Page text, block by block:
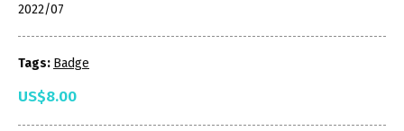
2022/07
Tags: Badge
US$8.00